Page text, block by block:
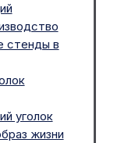
стенды в
уголок
жизни